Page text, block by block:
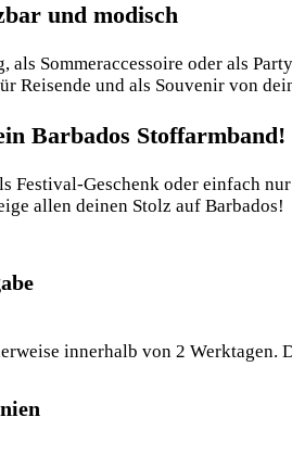
und modisch
als Sommeraccessoire oder als
Reisende und als Souvenir von
Barbados Stoffarmband!
Festival-Geschenk oder einfach
allen deinen Stolz auf Barbados!
innerhalb von 2 Werktagen.